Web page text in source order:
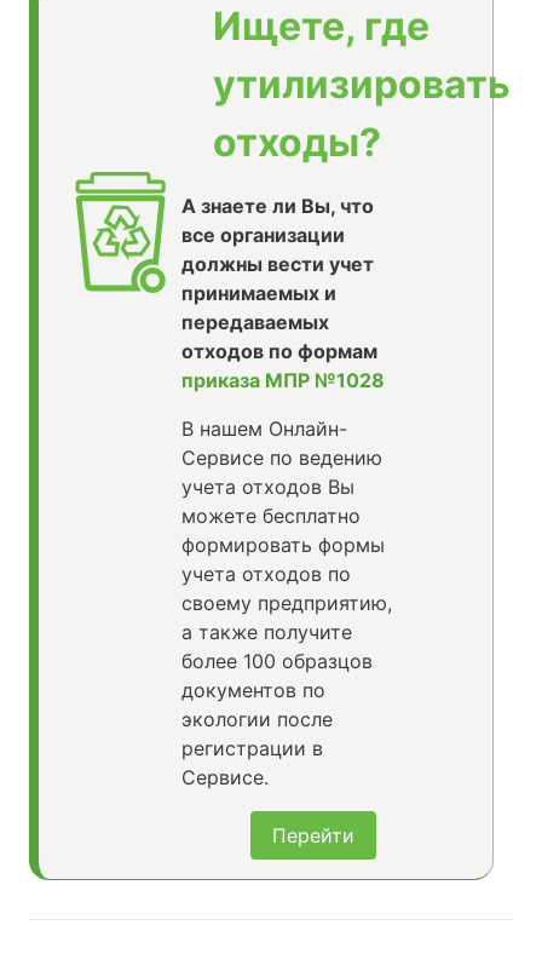
Ищете, где
утилизировать
отходы?
А знаете ли Вы, что
все организации
должны вести учет
принимаемых и
передаваемых
отходов по формам
приказа МПР №1028
В нашем Онлайн-
Сервисе по ведению
учета отходов Вы
можете бесплатно
формировать формы
учета отходов по
своему предприятию,
а также получите
более 100 образцов
документов по
экологии после
регистрации в
Сервисе.
Перейти